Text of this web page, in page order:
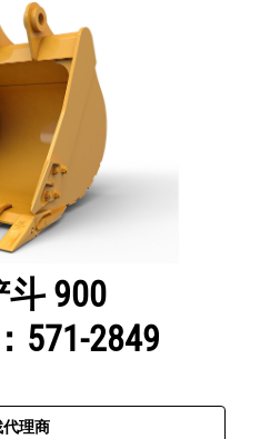
900
571-2849
理商